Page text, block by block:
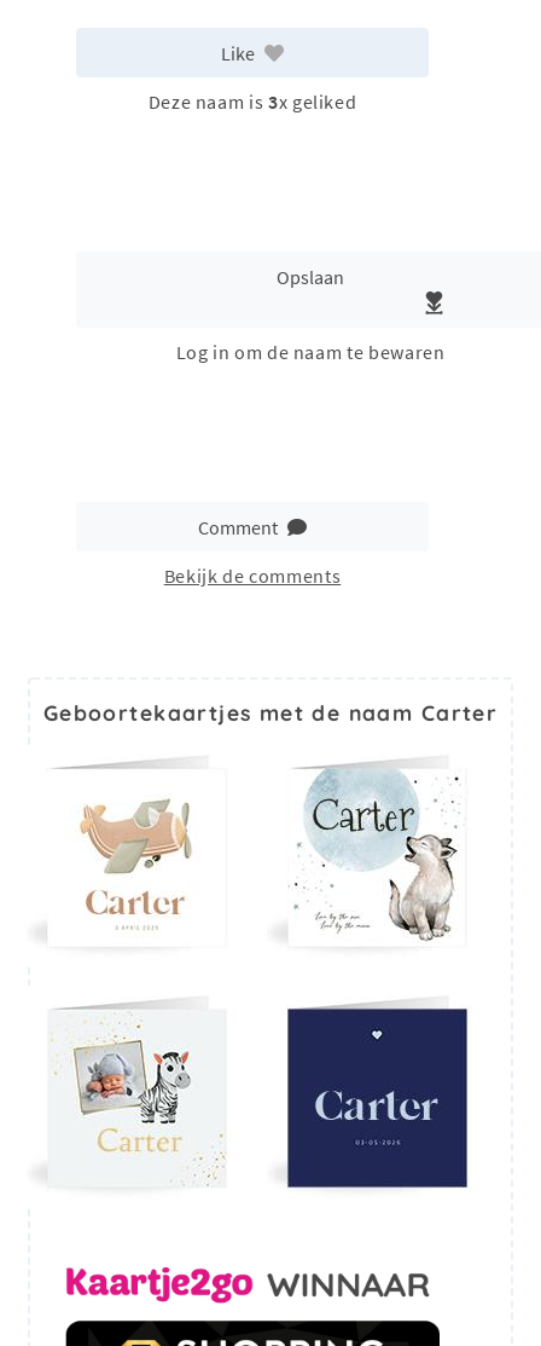
Like
Deze naam is 3x geliked
Opslaan
Log in om de naam te bewaren
Comment
Bekijk de comments
Geboortekaartjes met de naam Carter